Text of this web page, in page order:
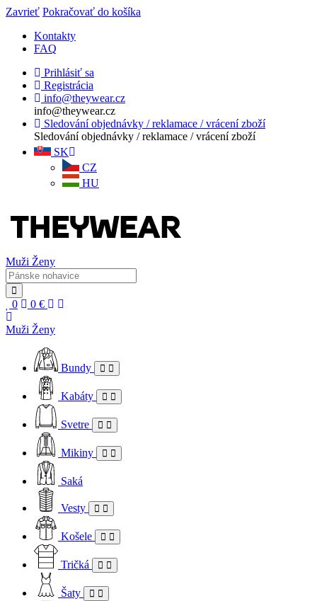
Zavrieť Pokračovať do košíka
Kontakty
FAQ
Prihlásiť sa
Registrácia
info@theywear.cz
info@theywear.cz
Sledování objednávky / reklamace / vrácení zboží
Sledování objednávky / reklamace / vrácení zboží
SK
CZ
HU
Muži Ženy
0 0 €
Muži Ženy
Bundy
Kabáty
Svetre
Mikiny
Saká
Vesty
Košele
Tričká
Šaty